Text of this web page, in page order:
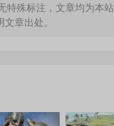
特殊标注，文章均为本
章出处。